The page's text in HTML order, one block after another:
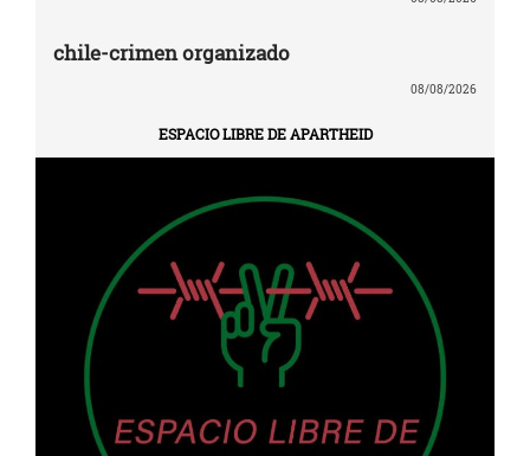
chile-crimen organizado
08/08/2026
ESPACIO LIBRE DE APARTHEID